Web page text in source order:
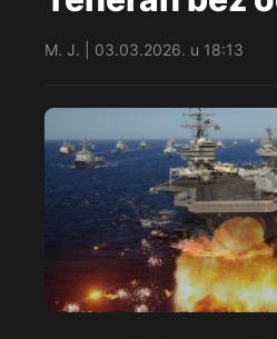
M. J. | 03.03.2026. u 18:13